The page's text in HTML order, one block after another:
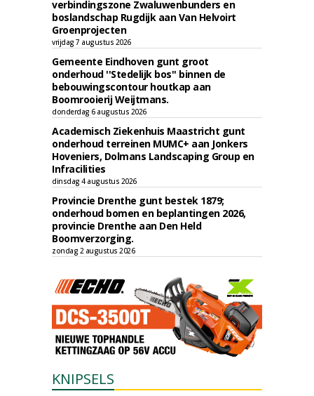
verbindingszone Zwaluwenbunders en
boslandschap Rugdijk aan Van Helvoirt
Groenprojecten
vrijdag 7 augustus 2026
Gemeente Eindhoven gunt groot
onderhoud ''Stedelijk bos'' binnen de
bebouwingscontour houtkap aan
Boomrooierij Weijtmans.
donderdag 6 augustus 2026
Academisch Ziekenhuis Maastricht gunt
onderhoud terreinen MUMC+ aan Jonkers
Hoveniers, Dolmans Landscaping Group en
Infracilities
dinsdag 4 augustus 2026
Provincie Drenthe gunt bestek 1879;
onderhoud bomen en beplantingen 2026,
provincie Drenthe aan Den Held
Boomverzorging.
zondag 2 augustus 2026
KNIPSELS